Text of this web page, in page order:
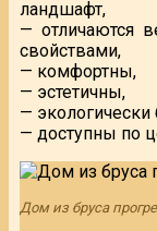
ландшафт,
— отличаются
свойствами,
— комфортны,
— эстетичны,
— экологически
— доступны по
Дом из бруса